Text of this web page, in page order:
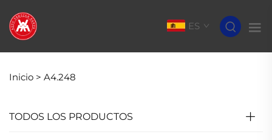
ES
Inicio > A4.248
TODOS LOS PRODUCTOS